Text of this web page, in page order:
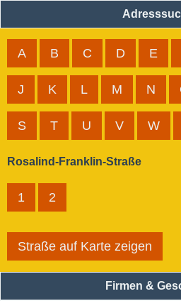
A B C D E
J K L M N
S T U V W
Rosalind-Franklin-Straße
1 2
Straße auf Karte zeigen
Firmen &